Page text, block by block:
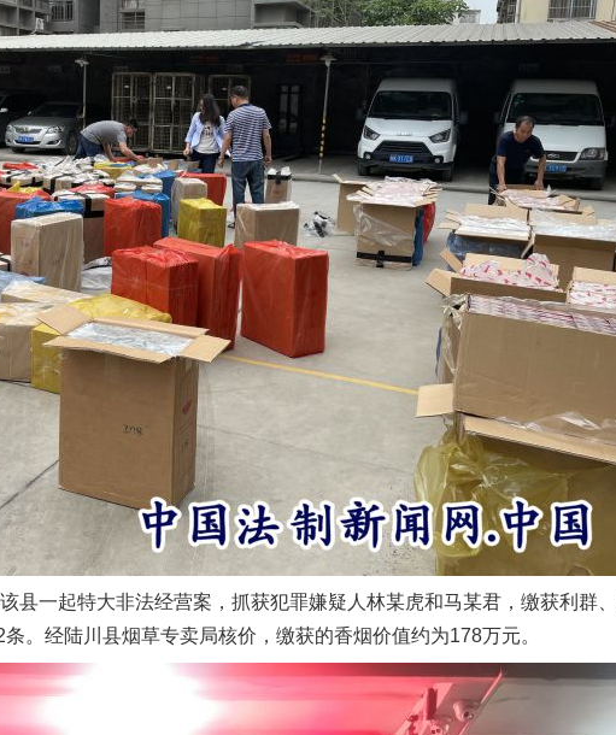
一起特大非法经营案，抓获犯罪嫌疑人林某虎和马某君，缴获利群、
。经陆川县烟草专卖局核价，缴获的香烟价值约为178万元。